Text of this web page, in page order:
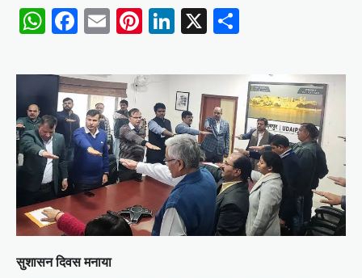
WhatsApp
Facebook
EmailPinterest
LinkedIn
X
सुशासन दिवस मनाया